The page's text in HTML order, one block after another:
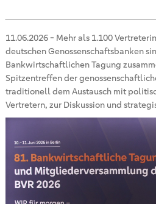
11.06.2026- Mehr als 1.100
deutschen Genossenschaftsbanken
Bankwirtschaftlichen Tagung
Spitzentreffen der
traditionell dem Austausch mit
Vertretern, zur Diskussion und